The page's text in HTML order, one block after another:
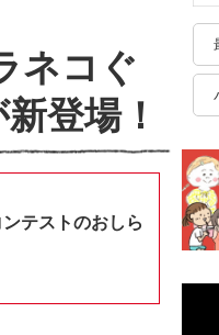
ネコぐ
登場！
テストのおしら